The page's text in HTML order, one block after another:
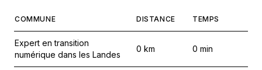
COMMUNE DISTANCE TEMPS
Expert en transition
numérique dans les Landes
0 km 0 min